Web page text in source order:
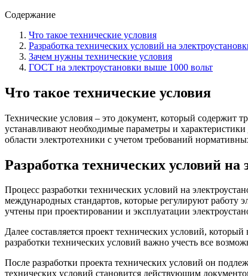
Содержание
Что такое технические условия
Разработка технических условий на
Зачем нужны технические условия
ГОСТ на электроустановки выше 1000 вольт
Что такое технические условия
Технические условия – это документ, который содержит
устанавливают необходимые параметры и
области электротехники с учетом требований
Разработка технических условий
Процесс разработки технических условий на
международных стандартов, которые регулируют работу
учтены при проектировании и эксплуатации
Далее составляется проект технических условий,
разработки технических условий важно учесть все
После разработки проекта технических условий он
технических условий становится действующим